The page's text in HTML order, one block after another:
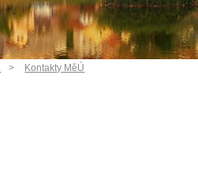
Kontakty MěÚ